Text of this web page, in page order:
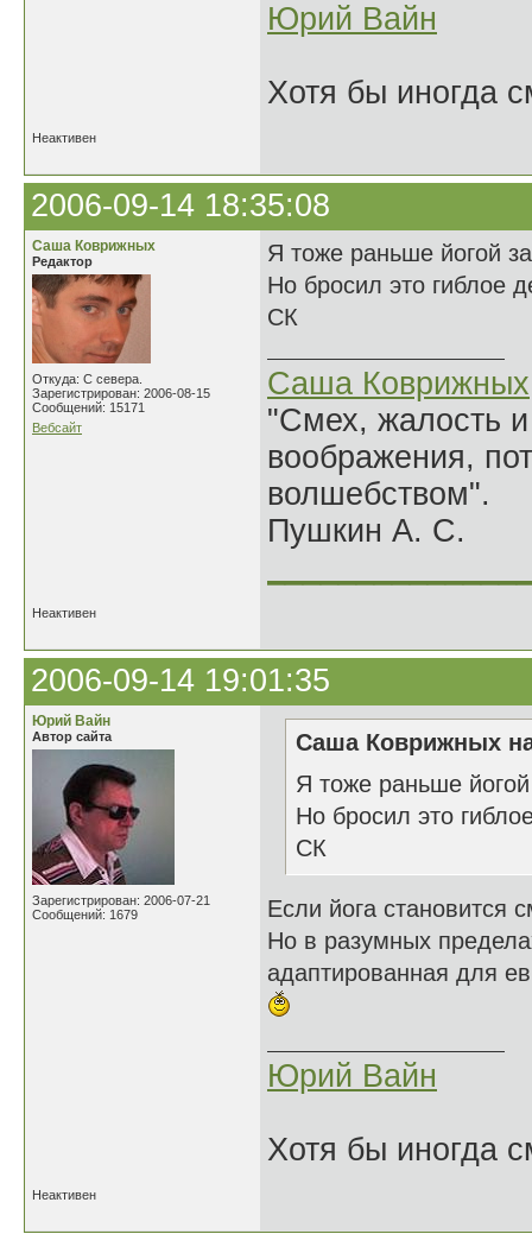
Юрий Вайн
Хотя бы иногда
Неактивен
2006-09-14 18:35:08
Саша Коврижных
Редактор
Откуда: С севера.
Зарегистрирован: 2006-08-15
Сообщений: 15171
Вебсайт
Я тоже раньше йогой
Но бросил это гиблое
СК
Саша Коврижных
"Смех, жалость
воображения,
волшебством".
Пушкин А. С.
Неактивен
2006-09-14 19:01:35
Юрий Вайн
Автор сайта
Зарегистрирован: 2006-07-21
Сообщений: 1679
Саша Коврижных
Я тоже раньше
Но бросил это
СК
Если йога становится
Но в разумных
адаптированная для
Юрий Вайн
Хотя бы иногда
Неактивен